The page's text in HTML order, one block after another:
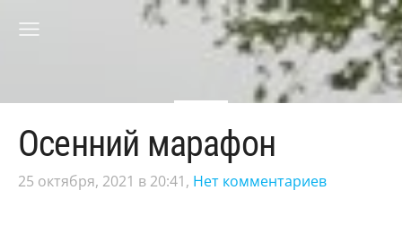
Осенний марафон
25 октября, 2021 в 20:41, Нет комментариев